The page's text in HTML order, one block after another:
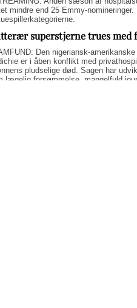
mindre end 25 Emmy-nomineringer.
superstjerne trues med
Den nigeriansk-
er i åben konflikt med
pludselige død. Sagen har
lægelig forsømmelse, mangelfuld